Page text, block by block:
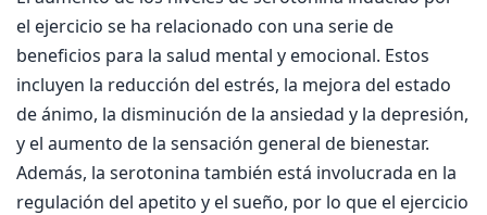
el ejercicio se ha relacionado con una serie de
beneficios para la salud mental y emocional. Estos
incluyen la reducción del estrés, la mejora del estado
de ánimo, la disminución de la ansiedad y la depresión,
y el aumento de la sensación general de bienestar.
Además, la serotonina también está involucrada en la
regulación del apetito y el sueño, por lo que el ejercicio